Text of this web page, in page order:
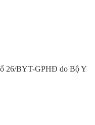
26/BYT-GPHĐ do Bộ Y